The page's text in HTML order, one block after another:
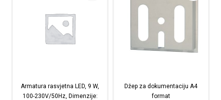
Armatura rasvjetna LED, 9 W,
100-230V/50Hz, Dimenzije:
Džep za dokumentaciju A4
format